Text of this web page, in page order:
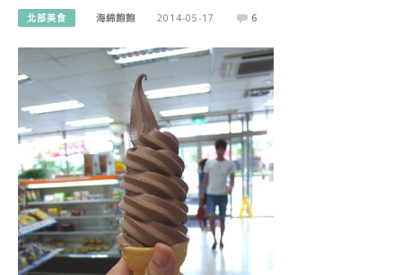
北部美食 海綿飽飽 2014-05-17 6